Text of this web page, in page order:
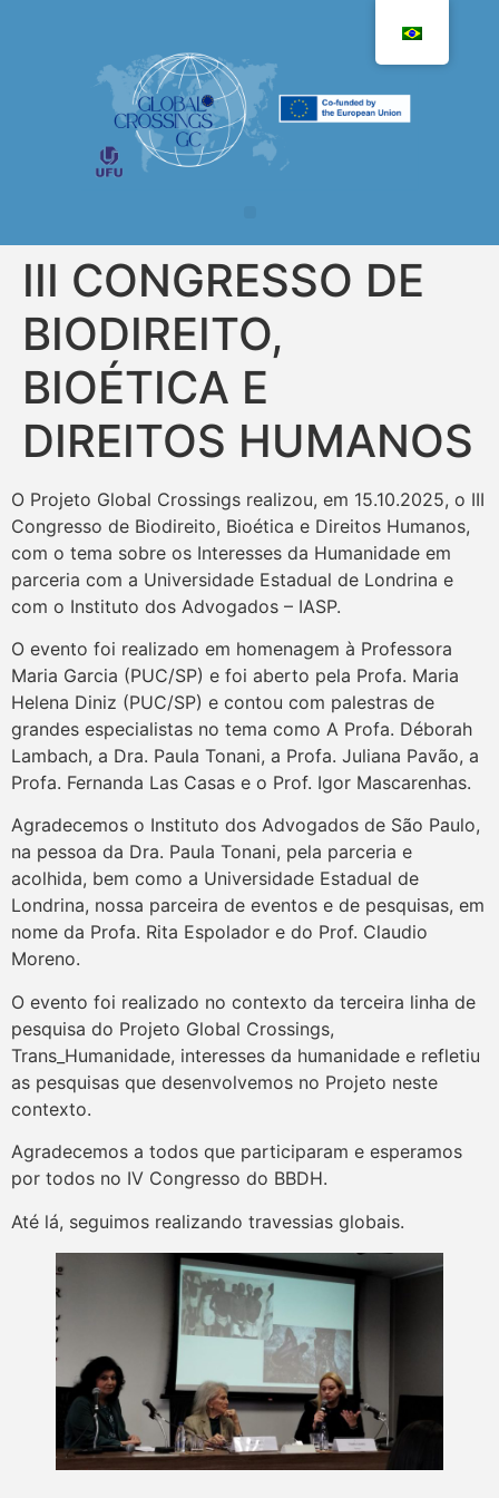
III CONGRESSO DE
BIODIREITO,
BIOÉTICA E
DIREITOS HUMANOS
O Projeto Global Crossings realizou, em 15.10.2025, o III
Congresso de Biodireito, Bioética e Direitos Humanos,
com o tema sobre os Interesses da Humanidade em
parceria com a Universidade Estadual de Londrina e
com o Instituto dos Advogados – IASP.
O evento foi realizado em homenagem à Professora
Maria Garcia (PUC/SP) e foi aberto pela Profa. Maria
Helena Diniz (PUC/SP) e contou com palestras de
grandes especialistas no tema como A Profa. Déborah
Lambach, a Dra. Paula Tonani, a Profa. Juliana Pavão, a
Profa. Fernanda Las Casas e o Prof. Igor Mascarenhas.
Agradecemos o Instituto dos Advogados de São Paulo,
na pessoa da Dra. Paula Tonani, pela parceria e
acolhida, bem como a Universidade Estadual de
Londrina, nossa parceira de eventos e de pesquisas, em
nome da Profa. Rita Espolador e do Prof. Claudio
Moreno.
O evento foi realizado no contexto da terceira linha de
pesquisa do Projeto Global Crossings,
Trans_Humanidade, interesses da humanidade e refletiu
as pesquisas que desenvolvemos no Projeto neste
contexto.
Agradecemos a todos que participaram e esperamos
por todos no IV Congresso do BBDH.
Até lá, seguimos realizando travessias globais.